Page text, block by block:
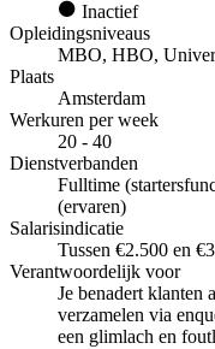
Inactief
Opleidingsniveaus
MBO, HBO,
Plaats
Amsterdam
Werkuren per week
20 - 40
Dienstverbanden
Fulltime
(ervaren)
Salarisindicatie
Tussen €2.500 en
Verantwoordelijk voor
Je benadert klanten
verzamelen via
een glimlach en